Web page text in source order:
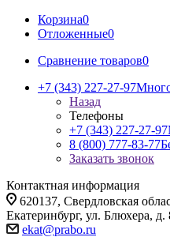
Корзина0
Отложенные0
Сравнение товаров0
+7 (343) 227-27-97
Назад
Телефоны
+7 (343) 227-27-97
8 (800) 777-83-77
Заказать звонок
Контактная информация
620137, Свердловская
Екатеринбург, ул. Блюхера,
ekat@prabo.ru